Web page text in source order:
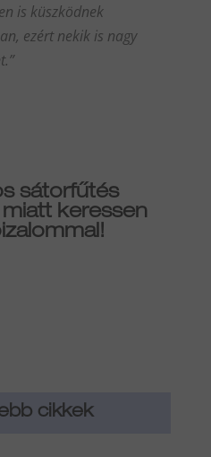
is küszködnek
ezért nekik is nagy
sátorfűtés
keressen
cikkek